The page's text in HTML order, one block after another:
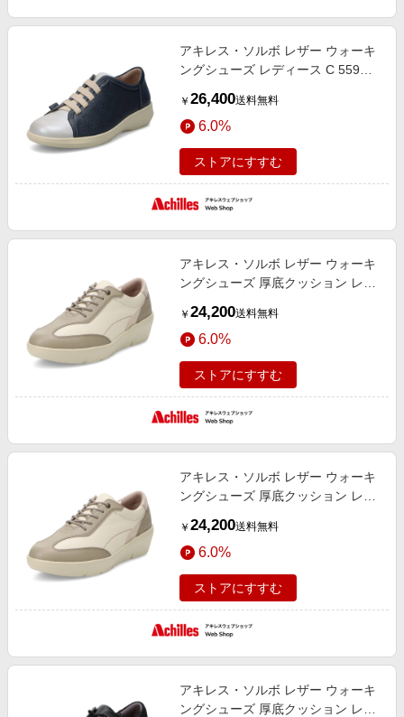
アキレス・ソルボ レザー ウォーキ
ングシューズ レディース C 559
￥ 26,400送料無料
6.0%
ストアにすすむ
アキレス・ソルボ レザー ウォーキ
ングシューズ 厚底クッション レデ
ト アキレス ソルボ
￥ 24,200送料無料
6.0%
ストアにすすむ
アキレス・ソルボ レザー ウォーキ
ングシューズ 厚底クッション レデ
ト アキレス ソルボ
￥ 24,200送料無料
6.0%
ストアにすすむ
アキレス・ソルボ レザー ウォーキ
ングシューズ 厚底クッション レデ